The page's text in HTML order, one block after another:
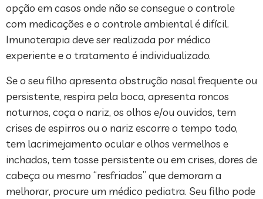
opção em casos onde não se consegue o controle
com medicações e o controle ambiental é difícil.
Imunoterapia deve ser realizada por médico
experiente e o tratamento é individualizado.
Se o seu filho apresenta obstrução nasal frequente ou
persistente, respira pela boca, apresenta roncos
noturnos, coça o nariz, os olhos e/ou ouvidos, tem
crises de espirros ou o nariz escorre o tempo todo,
tem lacrimejamento ocular e olhos vermelhos e
inchados, tem tosse persistente ou em crises, dores de
cabeça ou mesmo “resfriados” que demoram a
melhorar, procure um médico pediatra. Seu filho pode